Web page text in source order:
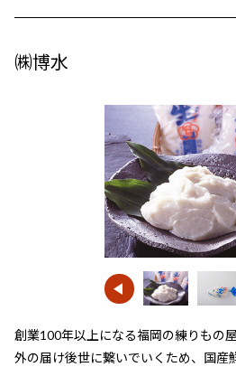
㈱博水
創業100年以上になる福岡の練りもの
外の届け後世に繋いでいくため、国産